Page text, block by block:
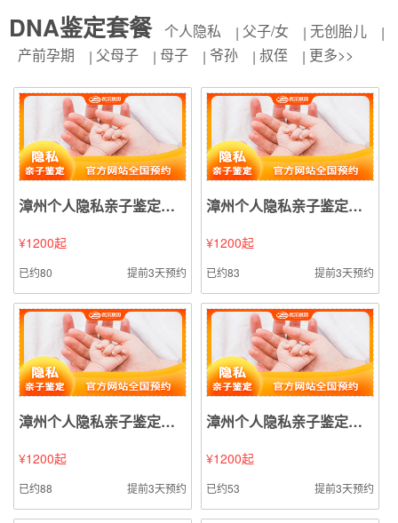
DNA鉴定套餐 个人隐私 父子/女
无创胎儿
产前孕期
父母子 母子 爷孙 叔侄 更多>>
漳州个人隐私亲子鉴定（血液血痕样本鉴定）
¥1200起
已约80 提前3天预约
漳州个人隐私亲子鉴定（毛发样本鉴定）
¥1200起
已约83 提前3天预约
漳州个人隐私亲子鉴定（口腔拭子样本鉴定）
¥1200起
已约88 提前3天预约
漳州个人隐私亲子鉴定（精液精斑样本鉴定）
¥1200起
已约53 提前3天预约